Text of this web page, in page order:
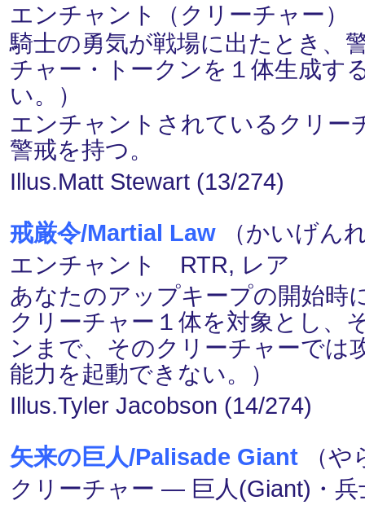
エンチャント（クリーチャー）
騎士の勇気が戦場に出たとき、
チャー・トークンを１体生成す
い。）
エンチャントされているクリー
警戒を持つ。
Illus.Matt Stewart (13/274)
戒厳令/Martial Law （かいげん
エンチャント RTR, レア
あなたのアップキープの開始時
クリーチャー１体を対象とし、
ンまで、そのクリーチャーでは
能力を起動できない。）
Illus.Tyler Jacobson (14/274)
矢来の巨人/Palisade Giant （
クリーチャー ― 巨人(Giant)・